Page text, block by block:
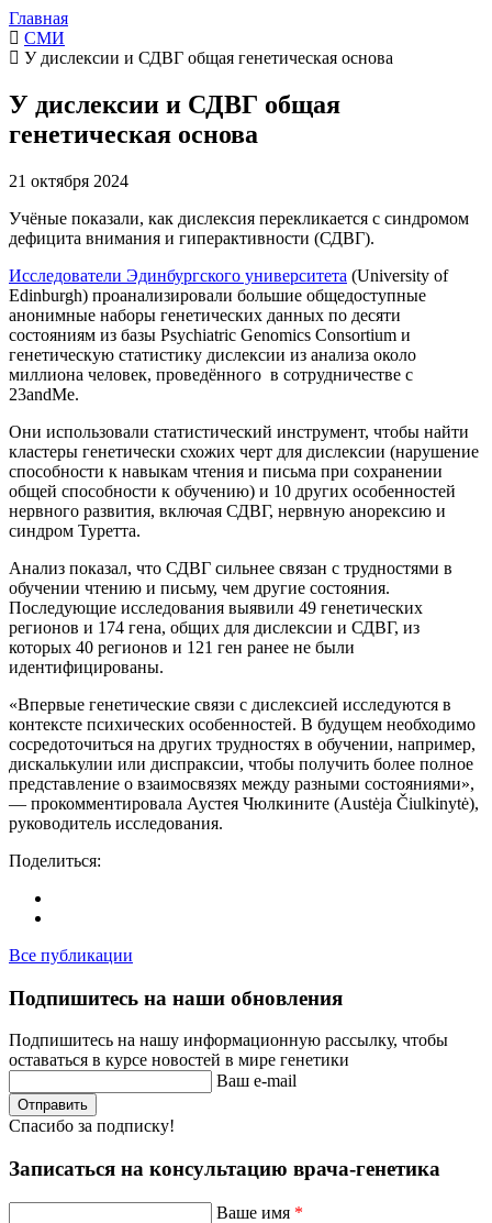
Главная
СМИ
У дислексии и СДВГ общая генетическая основа
У дислексии и СДВГ общая
генетическая основа
21 октября 2024
Учёные показали, как дислексия перекликается с синдромом
дефицита внимания и гиперактивности (СДВГ).
Исследователи Эдинбургского университета (University of
Edinburgh) проанализировали большие общедоступные
анонимные наборы генетических данных по десяти
состояниям из базы Psychiatric Genomics Consortium и
генетическую статистику дислексии из анализа около
миллиона человек, проведённого в сотрудничестве с
23andMe.
Они использовали статистический инструмент, чтобы найти
кластеры генетически схожих черт для дислексии (нарушение
способности к навыкам чтения и письма при сохранении
общей способности к обучению) и 10 других особенностей
нервного развития, включая СДВГ, нервную анорексию и
синдром Туретта.
Анализ показал, что СДВГ сильнее связан с трудностями в
обучении чтению и письму, чем другие состояния.
Последующие исследования выявили 49 генетических
регионов и 174 гена, общих для дислексии и СДВГ, из
которых 40 регионов и 121 ген ранее не были
идентифицированы.
«Впервые генетические связи с дислексией исследуются в
контексте психических особенностей. В будущем необходимо
сосредоточиться на других трудностях в обучении, например,
дискалькулии или диспраксии, чтобы получить более полное
представление о взаимосвязях между разными состояниями»,
— прокомментировала Аустея Чюлкините (Austėja Čiulkinytė),
руководитель исследования.
Поделиться:
Все публикации
Подпишитесь на наши обновления
Подпишитесь на нашу информационную рассылку, чтобы
оставаться в курсе новостей в мире генетики
Ваш e-mail
Отправить
Спасибо за подписку!
Записаться на консультацию врача-генетика
Ваше имя *